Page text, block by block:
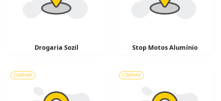
Drogaria Sozil Stop Motos Alumínio
COMPANY COMPANY